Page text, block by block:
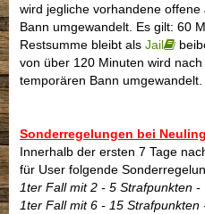
wird jegliche vorhandene
Bann umgewandelt. Es gilt: 60
Restsumme bleibt als Jail
von über 120 Minuten wird
temporären Bann umgewandelt.
Sonderregelungen bei
Innerhalb der ersten 7 Tage
für User folgende
1ter Fall mit 2 - 5 Strafpunkten -
1ter Fall mit 6 - 15 Strafpunkten